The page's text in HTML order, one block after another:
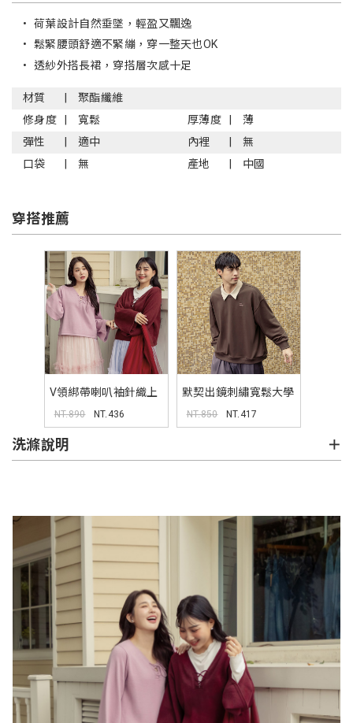
• 荷葉設計自然垂墜，輕盈又飄逸
• 鬆緊腰頭舒適不緊繃，穿一整天也OK
• 透紗外搭長裙，穿搭層次感十足
材質
聚酯纖維
修身度
寬鬆 厚薄度
薄
彈性
適中 內裡
無
口袋
無 產地 中國
穿搭推薦
V領綁帶喇叭袖針織上
衣
NT.890 NT.436
默契出鏡刺繡寬鬆大學
TEE(unisex)
NT.850 NT.417
洗滌說明